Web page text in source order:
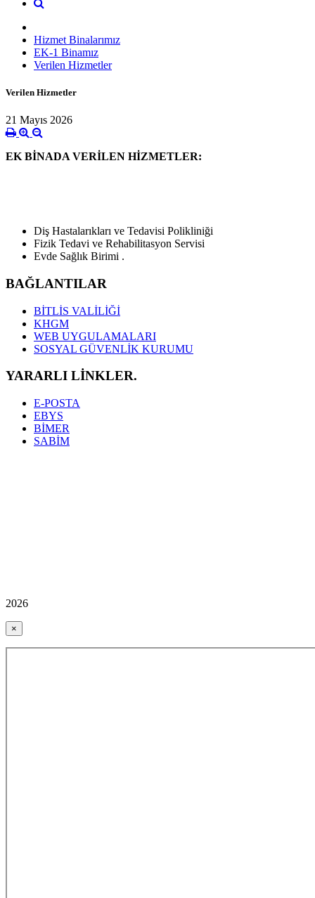
Hizmet Binalarımız
EK-1 Binamız
Verilen Hizmetler
Verilen Hizmetler
21 Mayıs 2026
EK BİNADA VERİLEN HİZMETLER:
Diş Hastalarıkları ve Tedavisi Polikliniği
Fizik Tedavi ve Rehabilitasyon Servisi
Evde Sağlık Birimi .
BAĞLANTILAR
BİTLİS VALİLİĞİ
KHGM
WEB UYGULAMALARI
SOSYAL GÜVENLİK KURUMU
YARARLI LİNKLER.
E-POSTA
EBYS
BİMER
SABİM
2026
×